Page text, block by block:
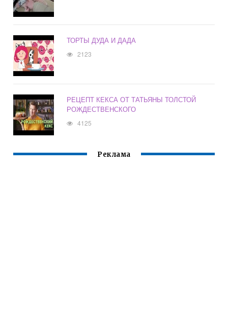
ТОРТЫ ДУДА И ДАДА
2123
РЕЦЕПТ КЕКСА ОТ ТАТЬЯНЫ ТОЛСТОЙ
РОЖДЕСТВЕНСКОГО
4125
Реклама